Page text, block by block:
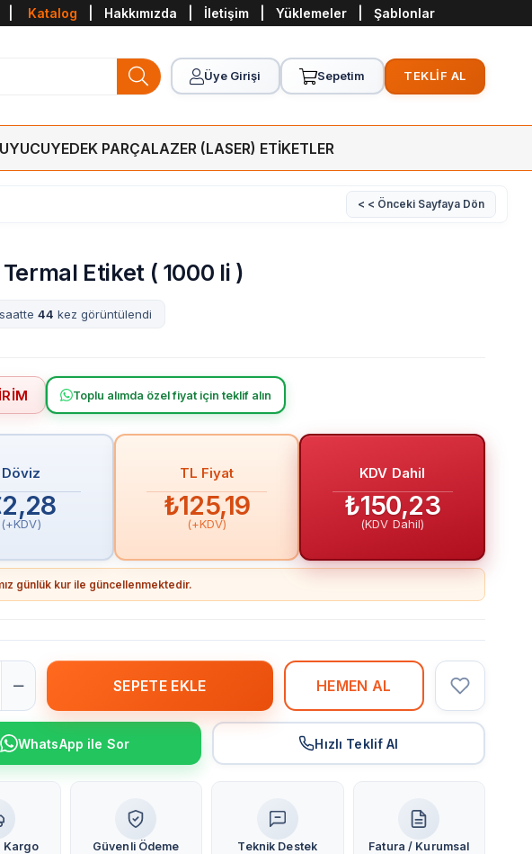
Katalog Hakkımızda İletişim Yüklemeler Şablonlar
Üye Girişi Sepetim TEKLİF AL
YEDEK PARÇALAZER (LASER) ETİKETLER
< < Önceki Sayfaya Dön
Etiket ( 1000 li )
44 kez görüntülendi
Toplu alımda özel fiyat için teklif alın
Döviz
(+KDV)
TL Fiyat
₺125,19
(+KDV)
KDV Dahil
₺150,23
(KDV Dahil)
günlük kur ile güncellenmektedir.
WhatsApp ile Sor Hızlı Teklif Al
Kargo Güvenli Ödeme Teknik Destek Fatura / Kurumsal